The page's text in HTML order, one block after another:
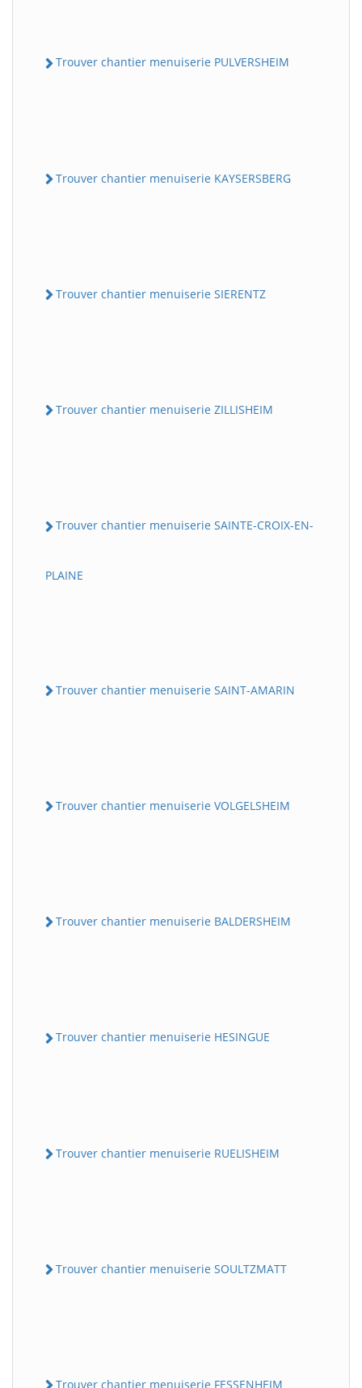
Trouver chantier menuiserie PULVERSHEIM
Trouver chantier menuiserie KAYSERSBERG
Trouver chantier menuiserie SIERENTZ
Trouver chantier menuiserie ZILLISHEIM
Trouver chantier menuiserie SAINTE-CROIX-EN-
PLAINE
Trouver chantier menuiserie SAINT-AMARIN
Trouver chantier menuiserie VOLGELSHEIM
Trouver chantier menuiserie BALDERSHEIM
Trouver chantier menuiserie HESINGUE
Trouver chantier menuiserie RUELISHEIM
Trouver chantier menuiserie SOULTZMATT
Trouver chantier menuiserie FESSENHEIM